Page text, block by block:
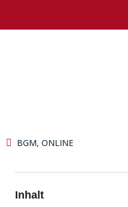
BGM, ONLINE
Inhalt